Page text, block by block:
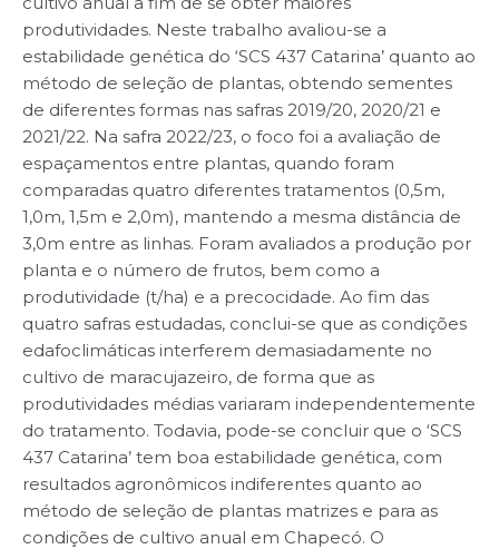
produtividades. Neste trabalho avaliou-se a
estabilidade genética do ‘SCS 437 Catarina’ quanto ao
método de seleção de plantas, obtendo sementes
de diferentes formas nas safras 2019/20, 2020/21 e
2021/22. Na safra 2022/23, o foco foi a avaliação de
espaçamentos entre plantas, quando foram
comparadas quatro diferentes tratamentos (0,5m,
1,0m, 1,5m e 2,0m), mantendo a mesma distância de
3,0m entre as linhas. Foram avaliados a produção por
planta e o número de frutos, bem como a
produtividade (t/ha) e a precocidade. Ao fim das
quatro safras estudadas, conclui-se que as condições
edafoclimáticas interferem demasiadamente no
cultivo de maracujazeiro, de forma que as
produtividades médias variaram independentemente
do tratamento. Todavia, pode-se concluir que o ‘SCS
437 Catarina’ tem boa estabilidade genética, com
resultados agronômicos indiferentes quanto ao
método de seleção de plantas matrizes e para as
condições de cultivo anual em Chapecó. O